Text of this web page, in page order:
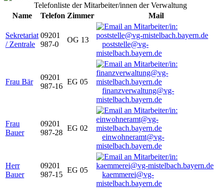
Telefonliste der Mitarbeiter/innen der Verwaltung
Name
Telefon Zimmer Mail
Sekretariat
/ Zentrale
09201
987-0
OG 13
poststelle@vg-
mistelbach.bayern.de
Frau Bär
09201
987-16
EG 05
finanzverwaltung@vg-
mistelbach.bayern.de
Frau
Bauer
09201
987-28
EG 02
einwohneramt@vg-
mistelbach.bayern.de
Herr
Bauer
09201
987-15
EG 05
kaemmerei@vg-
mistelbach.bayern.de